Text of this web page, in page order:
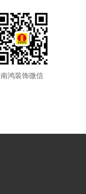
南鸿装饰微信